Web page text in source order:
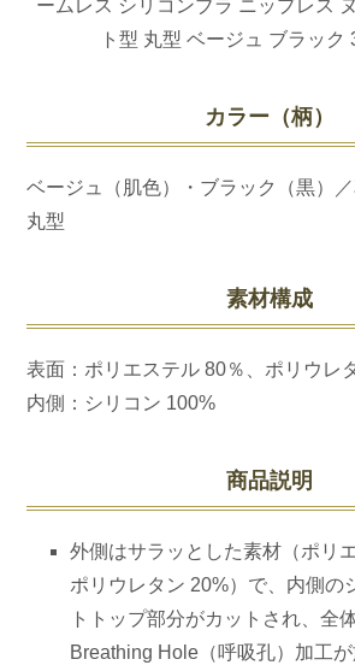
カラー（柄）
ベージュ（肌色）・ブラック（黒）
丸型
素材構成
表面：ポリエステル 80％、ポリウレ
内側：シリコン 100%
商品説明
外側はサラッとした素材（ポリ
ポリウレタン 20%）で、内側の
トトップ部分がカットされ、全
Breathing Hole（呼吸孔）加工